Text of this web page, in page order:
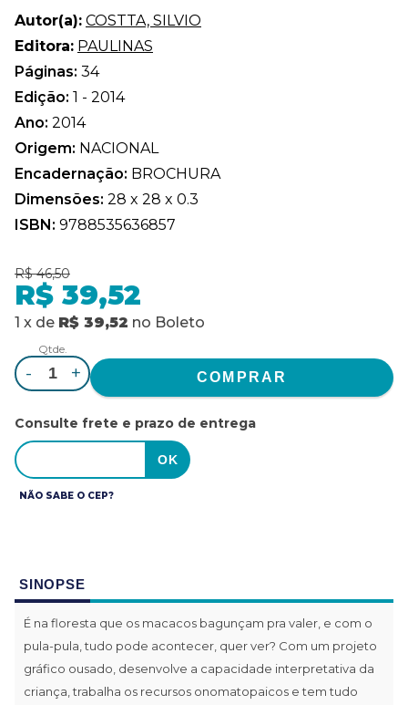
Autor(a): COSTTA, SILVIO
Editora: PAULINAS
Páginas: 34
Edição: 1 - 2014
Ano: 2014
Origem: NACIONAL
Encadernação: BROCHURA
Dimensões: 28 x 28 x 0.3
ISBN: 9788535636857
R$ 46,50
R$ 39,52
1 x de R$ 39,52 no Boleto
Qtde.
- +
Consulte frete e prazo de entrega
NÃO SABE O CEP?
SINOPSE
É na floresta que os macacos bagunçam pra valer, e com o
pula-pula, tudo pode acontecer, quer ver? Com um projeto
gráfico ousado, desenvolve a capacidade interpretativa da
criança, trabalha os recursos onomatopaicos e tem tudo